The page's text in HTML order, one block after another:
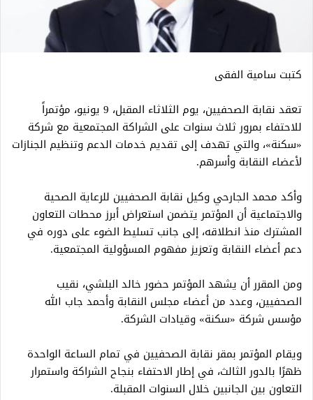
كتبت سامية الفقى
تعقد نقابة الصحفيين، يوم الثلاثاء المقبل، 9 يونيو، مؤتمراً
للاحتفاء بمرور ثلاث سنوات على الشراكة المجتمعية مع شركة
«سكنة»، والتي تهدف إلى تقديم خدمات الدعم وتنظيم الجنازات
لأعضاء النقابة وأسرهم.
وأكد محمد الجارحي وكيل نقابة الصحفيين للرعاية الصحية
والاجتماعية أن المؤتمر يتضمن استعراض أبرز محطات التعاون
المشترك منذ انطلاقه، إلى جانب تسليط الضوء على دوره في
دعم أعضاء النقابة وتعزيز مفهوم المسؤولية المجتمعية.
ومن المقرر أن يشهد المؤتمر حضور خالد البلشي، نقيب
الصحفيين، وعدد من أعضاء مجلس النقابة وأحمد جاب الله
مؤسس شركة «سكنة» وقيادات الشركة.
ويقام المؤتمر بمقر نقابة الصحفيين في تمام الساعة الواحدة
ظهرًا بالدور الثالث، في إطار الاحتفاء بنجاح الشراكة واستمرار
التعاون بين الجانبين خلال السنوات المقبلة.